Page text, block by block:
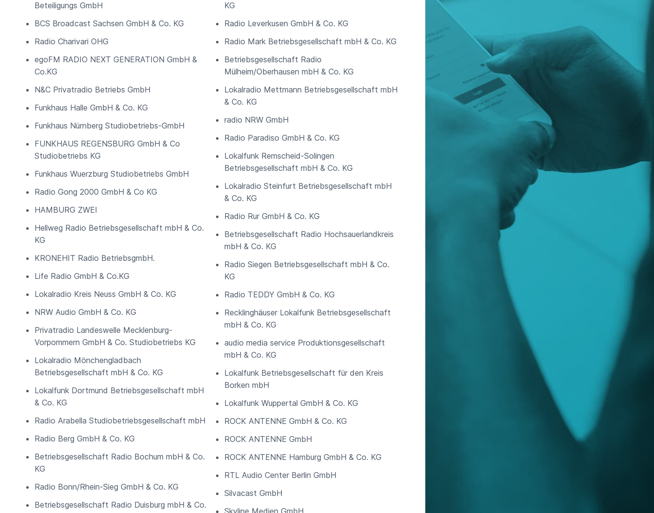
Beteiligungs GmbH
BCS Broadcast Sachsen GmbH & Co. KG
Radio Charivari OHG
egoFM RADIO NEXT GENERATION GmbH &
Co.KG
N&C Privatradio Betriebs GmbH
Funkhaus Halle GmbH & Co. KG
Funkhaus Nürnberg Studiobetriebs-GmbH
FUNKHAUS REGENSBURG GmbH & Co
Studiobetriebs KG
Funkhaus Wuerzburg Studiobetriebs GmbH
Radio Gong 2000 GmbH & Co KG
HAMBURG ZWEI
Hellweg Radio Betriebsgesellschaft mbH & Co.
KG
KRONEHIT Radio BetriebsgmbH.
Life Radio GmbH & Co.KG
Lokalradio Kreis Neuss GmbH & Co. KG
NRW Audio GmbH & Co. KG
Privatradio Landeswelle Mecklenburg-
Vorpommern GmbH & Co. Studiobetriebs KG
Lokalradio Mönchengladbach
Betriebsgesellschaft mbH & Co. KG
Lokalfunk Dortmund Betriebsgesellschaft mbH
& Co. KG
Radio Arabella Studiobetriebsgesellschaft mbH
Radio Berg GmbH & Co. KG
Betriebsgesellschaft Radio Bochum mbH & Co.
KG
Radio Bonn/Rhein-Sieg GmbH & Co. KG
Betriebsgesellschaft Radio Duisburg mbH & Co.
KG
Radio Leverkusen GmbH & Co. KG
Radio Mark Betriebsgesellschaft mbH & Co. KG
Betriebsgesellschaft Radio
Mülheim/Oberhausen mbH & Co. KG
Lokalradio Mettmann Betriebsgesellschaft mbH
& Co. KG
radio NRW GmbH
Radio Paradiso GmbH & Co. KG
Lokalfunk Remscheid-Solingen
Betriebsgesellschaft mbH & Co. KG
Lokalradio Steinfurt Betriebsgesellschaft mbH
& Co. KG
Radio Rur GmbH & Co. KG
Betriebsgesellschaft Radio Hochsauerlandkreis
mbH & Co. KG
Radio Siegen Betriebsgesellschaft mbH & Co.
KG
Radio TEDDY GmbH & Co. KG
Recklinghäuser Lokalfunk Betriebsgesellschaft
mbH & Co. KG
audio media service Produktionsgesellschaft
mbH & Co. KG
Lokalfunk Betriebsgesellschaft für den Kreis
Borken mbH
Lokalfunk Wuppertal GmbH & Co. KG
ROCK ANTENNE GmbH & Co. KG
ROCK ANTENNE GmbH
ROCK ANTENNE Hamburg GmbH & Co. KG
RTL Audio Center Berlin GmbH
Silvacast GmbH
Skyline Medien GmbH